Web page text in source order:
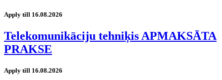
Apply till 16.08.2026
Telekomunikāciju tehniķis APMAKSĀTA
PRAKSE
Apply till 16.08.2026